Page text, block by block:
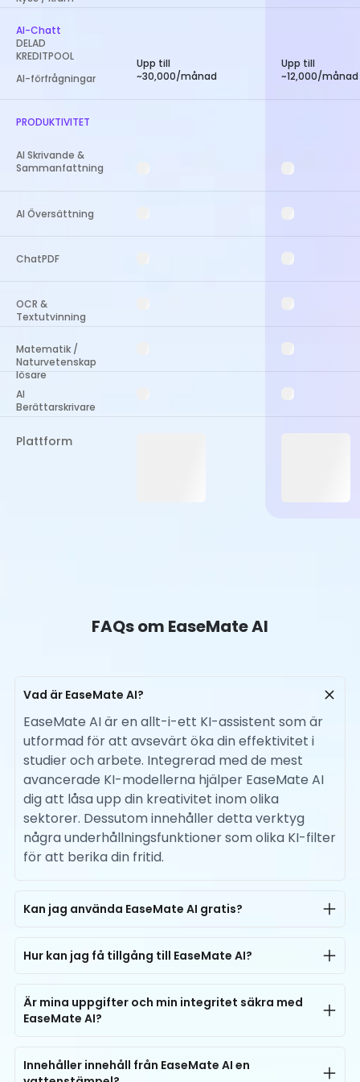
AI-Chatt
DELAD
KREDITPOOL
AI-förfrågningar
PRODUKTIVITET
AI Skrivande &
Sammanfattning
AI Översättning
ChatPDF
OCR &
Textutvinning
Matematik /
Naturvetenskap
lösare
AI
Berättarskrivare
Plattform
Upp till
~30,000/månad
Upp till
~12,000/månad
FAQs om EaseMate AI
Vad är EaseMate AI?
EaseMate AI är en allt-i-ett KI-assistent som är
utformad för att avsevärt öka din effektivitet i
studier och arbete. Integrerad med de mest
avancerade KI-modellerna hjälper EaseMate AI
dig att låsa upp din kreativitet inom olika
sektorer. Dessutom innehåller detta verktyg
några underhållningsfunktioner som olika KI-filter
för att berika din fritid.
Kan jag använda EaseMate AI gratis?
användare. Varje användare kan njuta av upp till
bildgenerering kan alla försöka skapa bilder via AI
med foton eller textmeddelanden gratis en gång
extra krediter genom dagliga incheckningar, så
Hur kan jag få tillgång till EaseMate AI?
och smartphones. Du kan få tillgång till alla AI-
verktyg på vår plattform när som helst och var
enhet som helst med internetuppkoppling för ett
Är mina uppgifter och min integritet säkra med
EaseMate AI?
integritet och dataskydd som kärnprinciper. Den
Innehåller innehåll från EaseMate AI en